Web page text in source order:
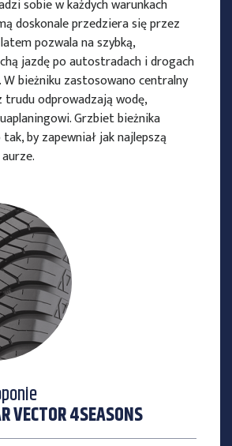
sobie w każdych warunkach
doskonale przedziera się przez
pozwala na szybką,
jazdę po autostradach i drogach
W bieżniku zastosowano centralny
odprowadzają wodę,
Grzbiet bieżnika
by zapewniał jak najlepszą
VECTOR 4SEASONS